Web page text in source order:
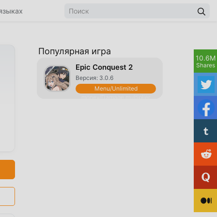
Популярная игра
Epic Conquest 2
Версия: 3.0.6
Menu/Unlimited
10.6M
Shares